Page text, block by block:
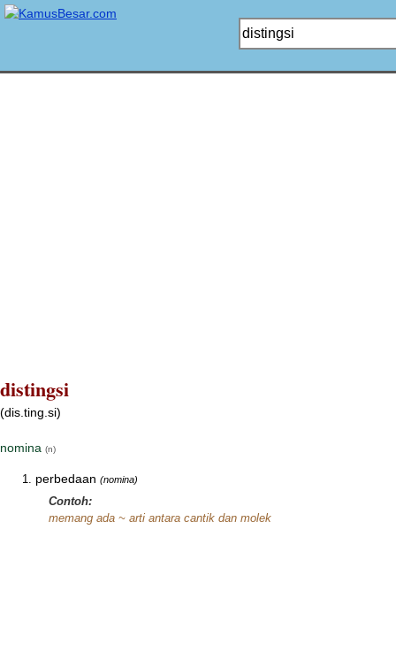
distingsi
(dis.ting.si)
nomina (n)
perbedaan (nomina)
Contoh:
memang ada ~ arti antara cantik dan molek